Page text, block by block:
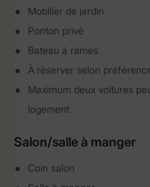
Mobilier de jardin
Ponton privé
Bateau à rames
À réserver selon
Maximum deux voitures
logement
Salon/salle à manger
Coin salon